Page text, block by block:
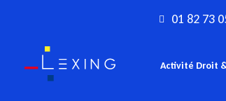
contenu
01 82 73
Activité Droit